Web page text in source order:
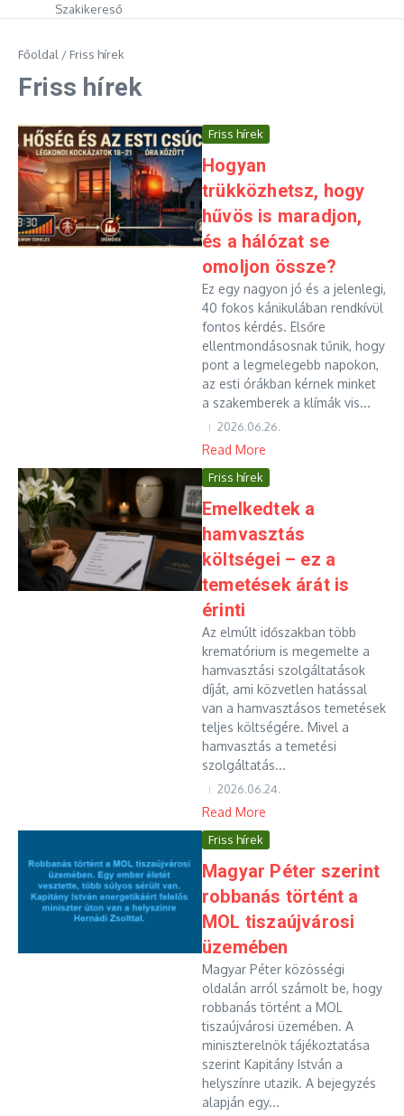
Szakikereső
Főoldal / Friss hírek
Friss hírek
Friss hírek
Hogyan
trükközhetsz, hogy
hűvös is maradjon,
és a hálózat se
omoljon össze?
Ez egy nagyon jó és a jelenlegi,
40 fokos kánikulában rendkívül
fontos kérdés. Elsőre
ellentmondásosnak tűnik, hogy
pont a legmelegebb napokon,
az esti órákban kérnek minket
a szakemberek a klímák vis...
2026.06.26.
Read More
Friss hírek
Emelkedtek a
hamvasztás
költségei – ez a
temetések árát is
érinti
Az elmúlt időszakban több
krematórium is megemelte a
hamvasztási szolgáltatások
díját, ami közvetlen hatással
van a hamvasztásos temetések
teljes költségére. Mivel a
hamvasztás a temetési
szolgáltatás...
2026.06.24.
Read More
Friss hírek
Magyar Péter szerint
robbanás történt a
MOL tiszaújvárosi
üzemében
Magyar Péter közösségi
oldalán arról számolt be, hogy
robbanás történt a MOL
tiszaújvárosi üzemében. A
miniszterelnök tájékoztatása
szerint Kapitány István a
helyszínre utazik. A bejegyzés
alapján egy...